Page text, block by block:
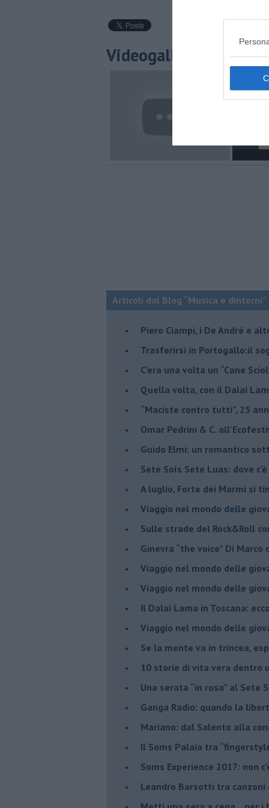
Videogallery
Articoli dal Blog “Musica e
​Piero Ciampi, i De André e
​Trasferirsi in Portogallo:il
​C'era una volta un “Cane
Quella volta, con il Dalai
​“Maciste contro tutti”, 25
​Omar Pedrini & C.
Guido Elmi: un romantico
Sete Soís Sete Luas: dove
​A luglio, Forte dei Marmi si
Viaggio nel mondo delle
Sulle strade del Rock&Roll
​Ginevra “the voice” Di Marco
Viaggio nel mondo delle
​Viaggio nel mondo delle
Il Dalai Lama in Toscana:
Viaggio nel mondo delle
Se la mente va in trincea,
​10 storie di vita vera dentro
​Una serata “in rosa” al Sete
Ganga Radio: quando la
Mariano: dal Salento alla
​Il Soms Palaia tra
Soms Experience 2017: non
​Leandro Barsotti tra